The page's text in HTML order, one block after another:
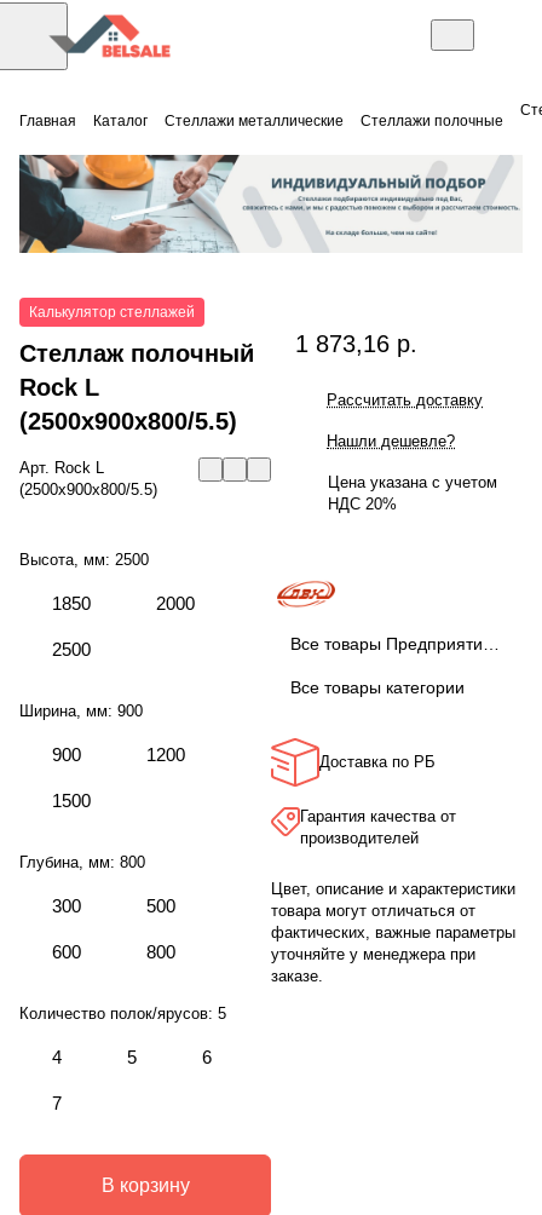
Главная Каталог Стеллажи металлические Стеллажи полочные
Калькулятор стеллажей
Стеллаж полочный
Rock L
(2500x900x800/5.5)
Арт. Rock L
(2500x900x800/5.5)
Высота, мм: 2500
1850 2000
2500
Ширина, мм: 900
900 1200
1500
Глубина, мм: 800
300 500
600 800
Количество полок/ярусов: 5
4 5 6
7
В корзину
1 873,16 р.
Рассчитать доставку
Нашли дешевле?
Цена указана с учетом
НДС 20%
Все товары Предприятие ДВК
Все товары категории
Доставка по РБ
Гарантия качества от
производителей
Цвет, описание и характеристики
товара могут отличаться от
фактических, важные параметры
уточняйте у менеджера при
заказе.